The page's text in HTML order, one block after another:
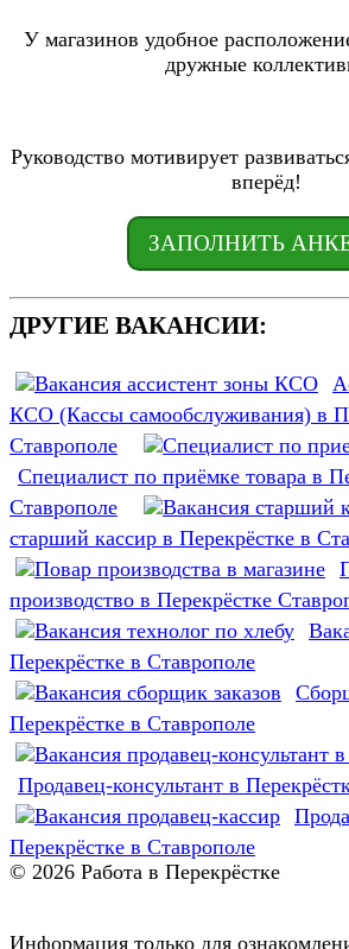
У магазинов удобное
дружные
Руководство мотивирует
вперёд!
ЗАПОЛНИТЬ
ДРУГИЕ ВАКАНСИИ:
КСО (Кассы самообслуживания) в
Ставрополе
Специалист по приёмке товара в
Ставрополе
старший кассир в Перекрёстке в
производство в Перекрёстке
Перекрёстке в Ставрополе
Перекрёстке в Ставрополе
Продавец-консультант в
Перекрёстке в Ставрополе
© 2026 Работа в Перекрёстке
Информация только для